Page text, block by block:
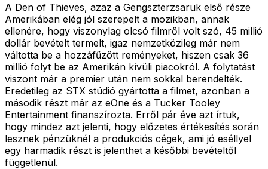
A Den of Thieves, azaz a Gengszterzsaruk első része
Amerikában elég jól szerepelt a mozikban, annak
ellenére, hogy viszonylag olcsó filmről volt szó, 45 millió
dollár bevételt termelt, igaz nemzetközileg már nem
váltotta be a hozzáfűzött reményeket, hiszen csak 36
millió folyt be az Amerikán kívüli piacokról. A folytatást
viszont már a premier után nem sokkal berendelték.
Eredetileg az STX stúdió gyártotta a filmet, azonban a
második részt már az eOne és a Tucker Tooley
Entertainment finanszírozta. Erről pár éve azt írtuk,
hogy mindez azt jelenti, hogy előzetes értékesítés során
lesznek pénzüknél a produkciós cégek, ami jó eséllyel
egy harmadik részt is jelenthet a későbbi bevételtől
függetlenül.